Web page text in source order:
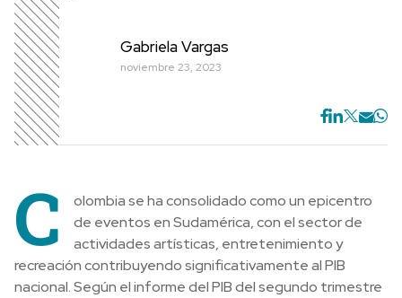
Gabriela Vargas
noviembre 23, 2023
C
olombia se ha consolidado como un epicentro
de eventos en Sudamérica, con el sector de
actividades artísticas, entretenimiento y
recreación contribuyendo significativamente al PIB
nacional. Según el informe del PIB del segundo trimestre